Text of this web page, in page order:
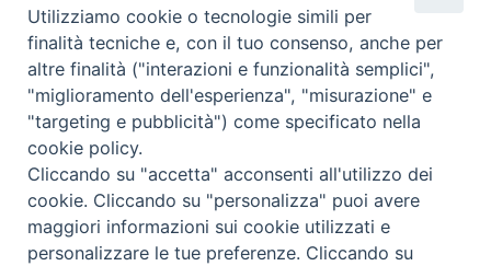
Comunicati Stampa
Il cordoglio dei Vescovi di Puglia per la morte di S.E.R. Mons. Agostino
Superbo
Nasce la Consulta Diocesana delle Aggregazioni Laicali di Castellaneta
Archivio comunicati stampa
Utilizziamo cookie o tecnologie simili per
finalità tecniche e, con il tuo consenso, anche per
altre finalità ("interazioni e funzionalità semplici",
"miglioramento dell'esperienza", "misurazione" e
"targeting e pubblicità") come specificato nella
cookie policy.
Cliccando su "accetta" acconsenti all'utilizzo dei
cookie. Cliccando su "personalizza" puoi avere
maggiori informazioni sui cookie utilizzati e
personalizzare le tue preferenze. Cliccando su